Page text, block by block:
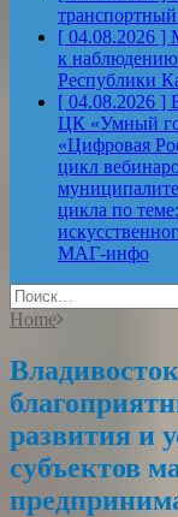
[ 04.08.2026 ]
к наблюдению
Республики
[ 04.08.2026 ]
ЦК «Умный
«Цифровая
цикл
цикла по
МАГ-инфо
Найти:
Home
развития и
субъектов